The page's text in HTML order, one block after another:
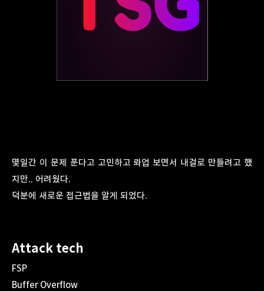
몇일간 이 문제 푼다고 고민하고 롸업 보면서 내걸로 만들려고 했
지만.. 어려웠다.
덕분에 새로운 접근법을 알게 되었다.
Attack tech
FSP
Buffer Overflow